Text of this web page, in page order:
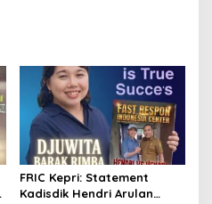
FRIC Kepri: Statement
Kadisdik Hendri Arulan